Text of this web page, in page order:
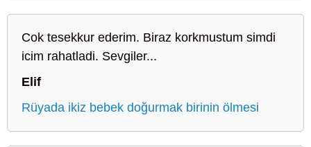
Cok tesekkur ederim. Biraz korkmustum simdi
icim rahatladi. Sevgiler...
Elif
Rüyada ikiz bebek doğurmak birinin ölmesi